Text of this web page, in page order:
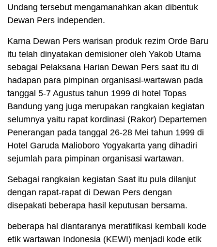
Undang tersebut mengamanahkan akan dibentuk
Dewan Pers independen.
Karna Dewan Pers warisan produk rezim Orde Baru
itu telah dinyatakan demisioner oleh Yakob Utama
sebagai Pelaksana Harian Dewan Pers saat itu di
hadapan para pimpinan organisasi-wartawan pada
tanggal 5-7 Agustus tahun 1999 di hotel Topas
Bandung yang juga merupakan rangkaian kegiatan
selumnya yaitu rapat kordinasi (Rakor) Departemen
Penerangan pada tanggal 26-28 Mei tahun 1999 di
Hotel Garuda Malioboro Yogyakarta yang dihadiri
sejumlah para pimpinan organisasi wartawan.
Sebagai rangkaian kegiatan Saat itu pula dilanjut
dengan rapat-rapat di Dewan Pers dengan
disepakati beberapa hasil keputusan bersama.
beberapa hal diantaranya meratifikasi kembali kode
etik wartawan Indonesia (KEWI) menjadi kode etik